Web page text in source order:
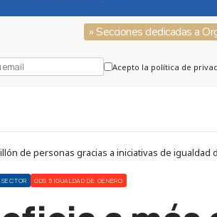
» Secciones dedicadas a
Acepto la política de
de personas gracias a iniciativas de
ODS 5 IGUALDAD DE GÉNERO